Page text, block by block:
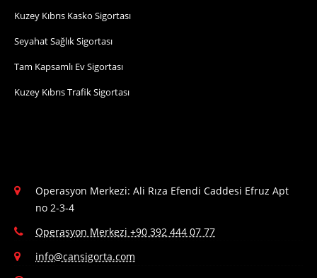
Kuzey Kıbrıs Kasko Sigortası
Seyahat Sağlık Sigortası
Tam Kapsamlı Ev Sigortası
Kuzey Kıbrıs Trafik Sigortası
Operasyon Merkezi: Ali Rıza Efendi Caddesi Efruz Apt
no 2-3-4
Operasyon Merkezi +90 392 444 07 77
info@cansigorta.com